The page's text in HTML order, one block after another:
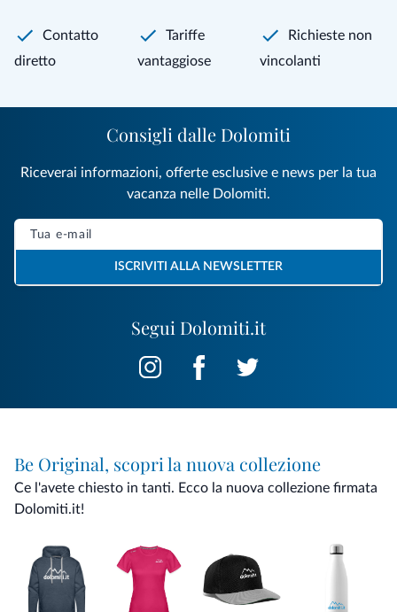
Contatto
diretto
Tariffe
vantaggiose
Richieste non
vincolanti
Segui Dolomiti.it
Consigli dalle Dolomiti
Riceverai informazioni, offerte esclusive e news per la tua
vacanza nelle Dolomiti.
ISCRIVITI ALLA NEWSLETTER
Be Original, scopri la nuova collezione
Ce l'avete chiesto in tanti. Ecco la nuova collezione firmata
Dolomiti.it!